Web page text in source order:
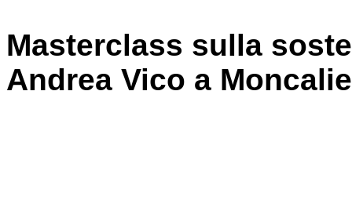
Masterclass sulla
Andrea Vico a